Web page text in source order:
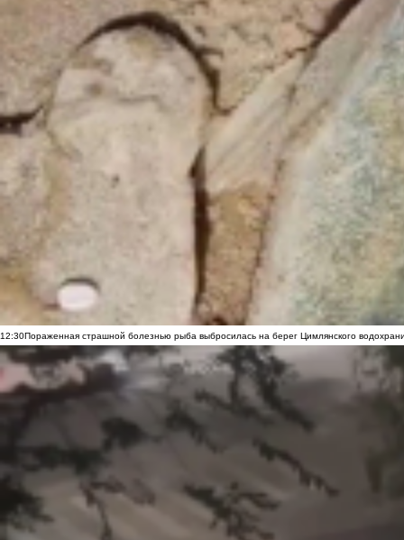
12:30Пораженная страшной болезнью рыба выбросилась на берег Цимлянского